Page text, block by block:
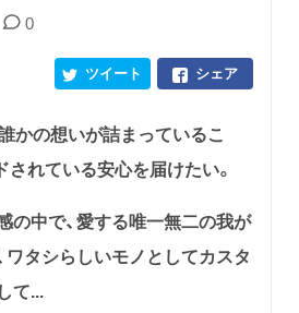
0
シェア
ツイート
かの想いが詰まっているこ
されている安心を届けたい。
中で、愛する唯一無二の我が
ワタシらしいモノとしてカスタ
て...